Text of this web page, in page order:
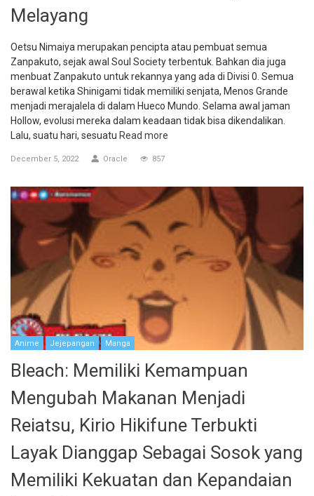
Melayang
Oetsu Nimaiya merupakan pencipta atau pembuat semua
Zanpakuto, sejak awal Soul Society terbentuk. Bahkan dia juga
menbuat Zanpakuto untuk rekannya yang ada di Divisi 0. Semua
berawal ketika Shinigami tidak memiliki senjata, Menos Grande
menjadi merajalela di dalam Hueco Mundo. Selama awal jaman
Hollow, evolusi mereka dalam keadaan tidak bisa dikendalikan.
Lalu, suatu hari, sesuatu Read more
December 5, 2022 Oracle 857
Anime Jejepangan Manga
Bleach: Memiliki Kemampuan
Mengubah Makanan Menjadi
Reiatsu, Kirio Hikifune Terbukti
Layak Dianggap Sebagai Sosok yang
Memiliki Kekuatan dan Kepandaian